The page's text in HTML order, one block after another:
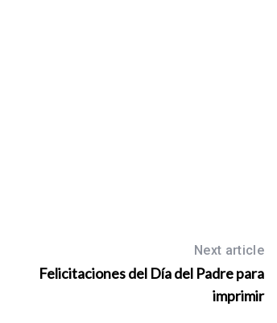
Next article
Felicitaciones del Día del Padre para
imprimir